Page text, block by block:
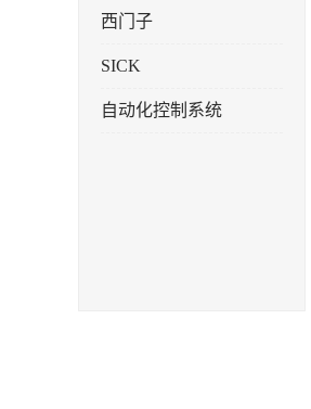
西门子
SICK
自动化控制系统